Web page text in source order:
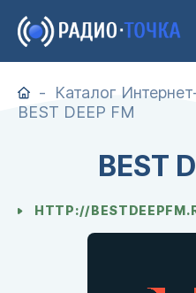
Каталог
BEST DEEP FM
BEST
HTTP://